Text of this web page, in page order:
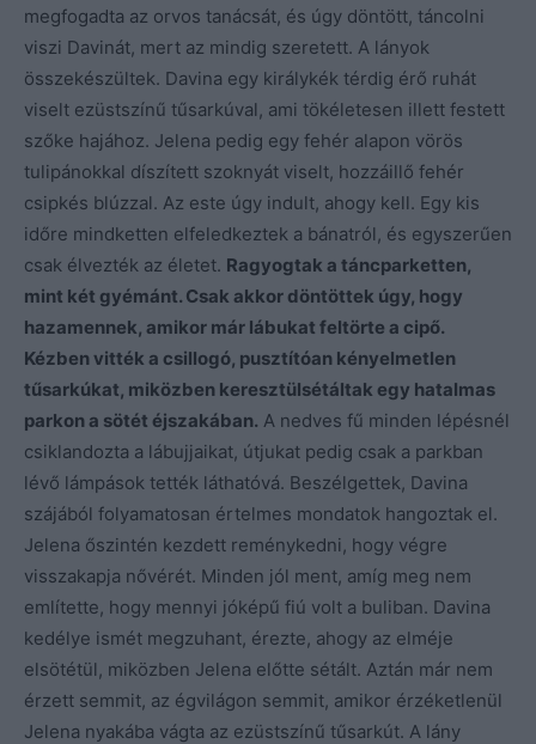
megfogadta az orvos tanácsát, és úgy döntött, táncolni
viszi Davinát, mert az mindig szeretett. A lányok
összekészültek. Davina egy királykék térdig érő ruhát
viselt ezüstszínű tűsarkúval, ami tökéletesen illett festett
szőke hajához. Jelena pedig egy fehér alapon vörös
tulipánokkal díszített szoknyát viselt, hozzáillő fehér
csipkés blúzzal. Az este úgy indult, ahogy kell. Egy kis
időre mindketten elfeledkeztek a bánatról, és egyszerűen
csak élvezték az életet. Ragyogtak a táncparketten,
mint két gyémánt. Csak akkor döntöttek úgy, hogy
hazamennek, amikor már lábukat feltörte a cipő.
Kézben vitték a csillogó, pusztítóan kényelmetlen
tűsarkúkat, miközben keresztülsétáltak egy hatalmas
parkon a sötét éjszakában. A nedves fű minden lépésnél
csiklandozta a lábujjaikat, útjukat pedig csak a parkban
lévő lámpások tették láthatóvá. Beszélgettek, Davina
szájából folyamatosan értelmes mondatok hangoztak el.
Jelena őszintén kezdett reménykedni, hogy végre
visszakapja nővérét. Minden jól ment, amíg meg nem
említette, hogy mennyi jóképű fiú volt a buliban. Davina
kedélye ismét megzuhant, érezte, ahogy az elméje
elsötétül, miközben Jelena előtte sétált. Aztán már nem
érzett semmit, az égvilágon semmit, amikor érzéketlenül
Jelena nyakába vágta az ezüstszínű tűsarkút. A lány